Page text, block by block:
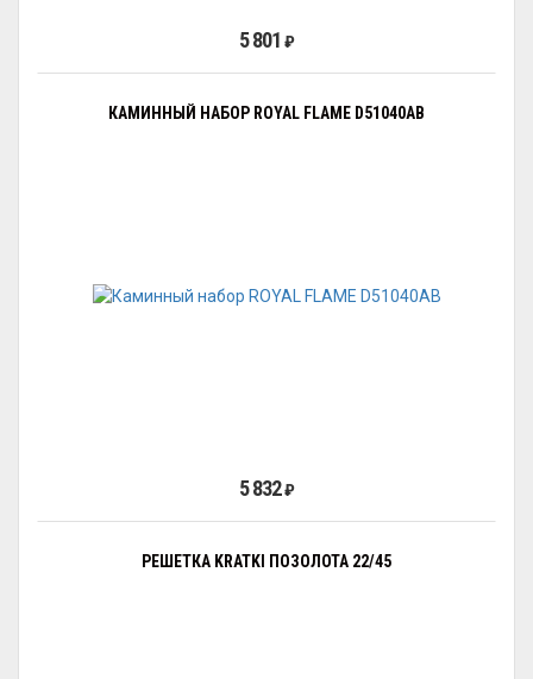
5 801 ₽
КАМИННЫЙ НАБОР ROYAL FLAME D51040AB
5 832₽
РЕШЕТКА KRATKI ПОЗОЛОТА 22/45